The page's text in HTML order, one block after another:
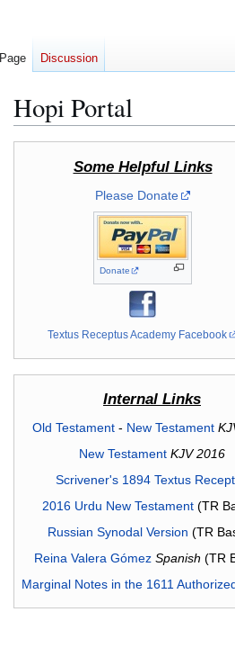
Hopi Portal
Some Helpful Links
Please Donate
Donate
Textus Receptus Academy Facebook
Internal Links
Old Testament- New Testament
New Testament KJV 2016
Scrivener's 1894 Textus
2016 Urdu New Testament(TR
Russian Synodal Version (TR
Reina Valera Gómez Spanish (TR
Marginal Notes in the 1611
Page Discussion